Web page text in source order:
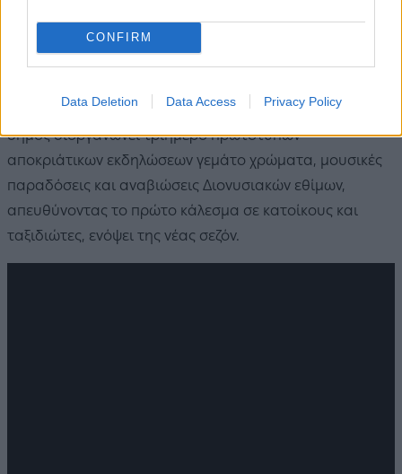
CONFIRM
Data Deletion Data Access Privacy Policy
Αξίζει να σημειωθεί πως το διάστημα 15-17 Μαρτίου, ο
δήμος διοργανώνει τριήμερο πρωτότυπων
αποκριάτικων εκδηλώσεων γεμάτο χρώματα, μουσικές
παραδόσεις και αναβιώσεις Διονυσιακών εθίμων,
απευθύνοντας το πρώτο κάλεσμα σε κατοίκους και
ταξιδιώτες, ενόψει της νέας σεζόν.